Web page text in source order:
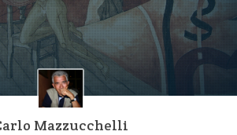
Mazzucchelli